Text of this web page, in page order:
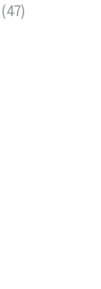
(47)